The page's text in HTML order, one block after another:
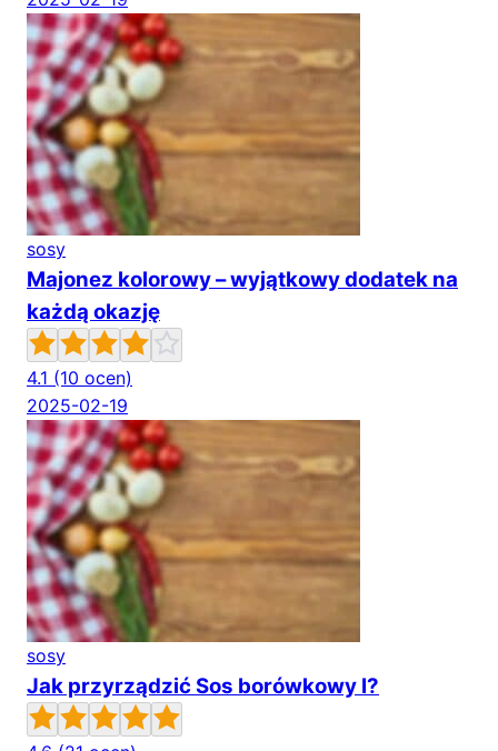
sosy
Majonez kolorowy – wyjątkowy dodatek na
każdą okazję
4.1 (10 ocen)
2025-02-19
sosy
Jak przyrządzić Sos borówkowy I?